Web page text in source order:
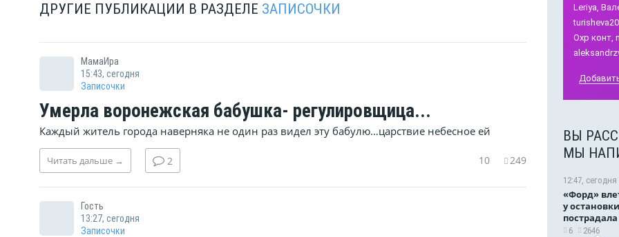
ДРУГИЕ ПУБЛИКАЦИИ В РАЗДЕЛЕ ЗАПИСОЧКИ
МамаИра
15:43, сегодня
Записочки
Умерла воронежская бабушка- регулировщица...
Каждый житель города наверняка не один раз видел эту бабулю…царствие небесное ей
Читать дальше → 2 10 249
Гость
13:27, сегодня
Записочки
Leriya,
Охр конт,
ВЫ
МЫ
12:47, сегодня
«Форд»
у
6 2646